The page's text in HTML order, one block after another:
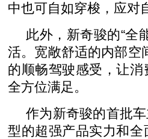
中也可自如穿梭，应对
此外，新奇骏的“全
活。宽敞舒适的内部空
的顺畅驾驶感受，让
全方位满足。
作为新奇骏的首批
型的超强产品实力和